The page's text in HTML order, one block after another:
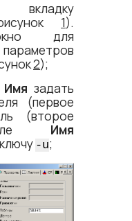
вкладку
1).
для
2);
Имя задать
(первое
(второе
Имя
-u;